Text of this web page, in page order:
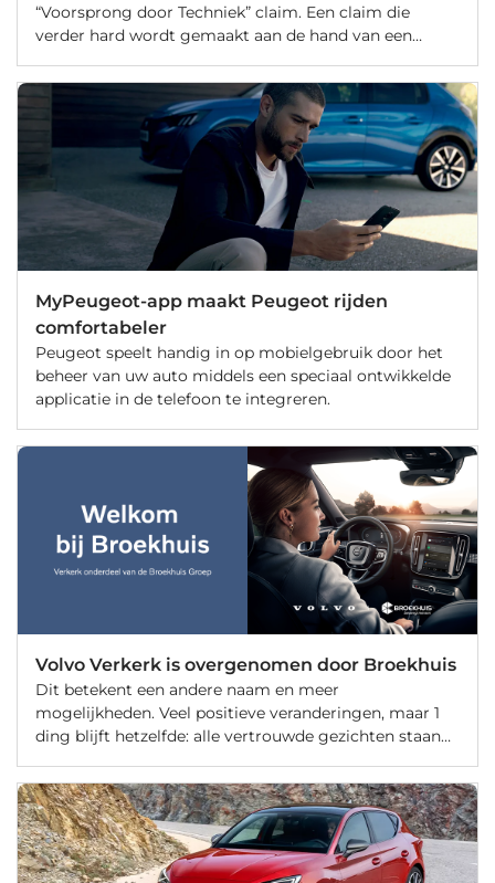
“Voorsprong door Techniek” claim. Een claim die
verder hard wordt gemaakt aan de hand van een
voornemens grote stappen te maken in de snel
veranderende behoeften en technologie. Neem een
kijkje in de toekomstplannen van Audi.
MyPeugeot-app maakt Peugeot rijden
comfortabeler
Peugeot speelt handig in op mobielgebruik door het
beheer van uw auto middels een speciaal ontwikkelde
applicatie in de telefoon te integreren.
Volvo Verkerk is overgenomen door Broekhuis
Dit betekent een andere naam en meer
mogelijkheden. Veel positieve veranderingen, maar 1
ding blijft hetzelfde: alle vertrouwde gezichten staan